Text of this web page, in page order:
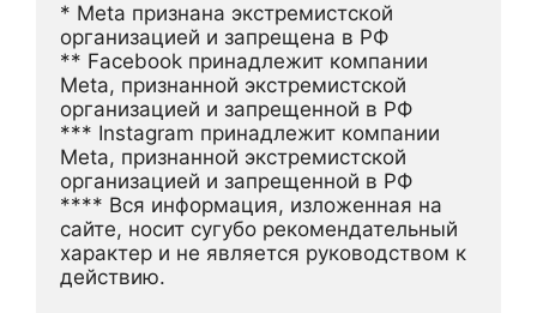
* Meta признана экстремистской
организацией и запрещена в РФ
** Facebook принадлежит компании
Meta, признанной экстремистской
организацией и запрещенной в РФ
*** Instagram принадлежит компании
Meta, признанной экстремистской
организацией и запрещенной в РФ
**** Вся информация, изложенная на
сайте, носит сугубо рекомендательный
характер и не является руководством к
действию.